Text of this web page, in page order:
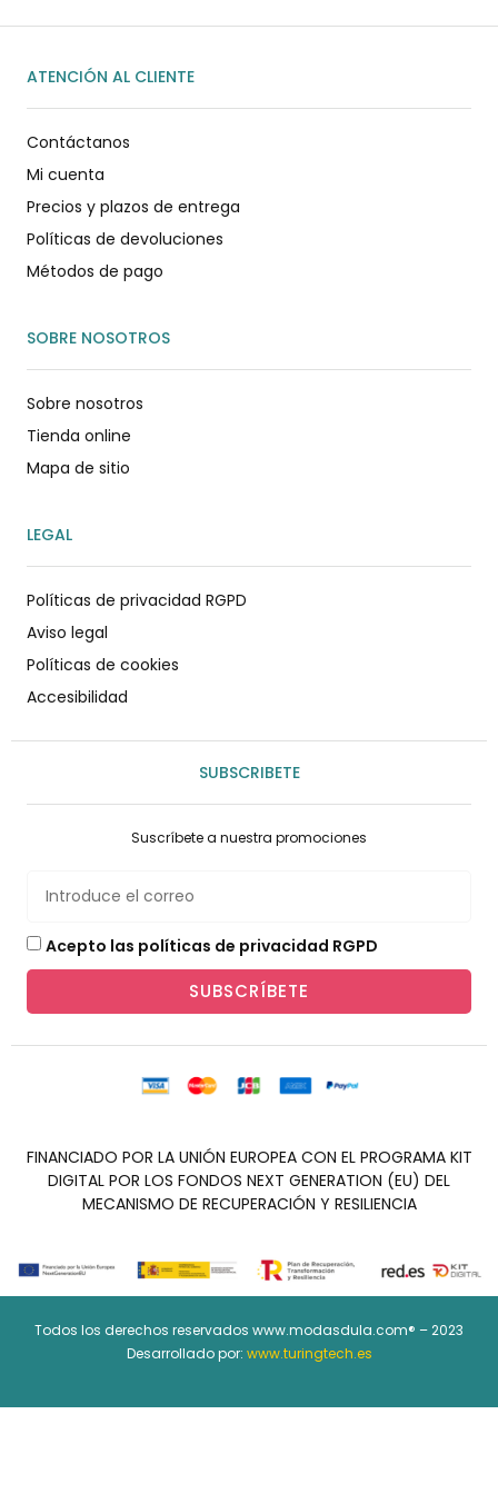
ATENCIÓN AL CLIENTE
Contáctanos
Mi cuenta
Precios y plazos de entrega
Políticas de devoluciones
Métodos de pago
SOBRE NOSOTROS
Sobre nosotros
Tienda online
Mapa de sitio
LEGAL
Políticas de privacidad RGPD
Aviso legal
Políticas de cookies
Accesibilidad
SUBSCRIBETE
Suscríbete a nuestra promociones
Acepto las políticas de privacidad RGPD
SUBSCRÍBETE
FINANCIADO POR LA UNIÓN EUROPEA CON EL PROGRAMA KIT
DIGITAL POR LOS FONDOS NEXT GENERATION (EU) DEL
MECANISMO DE RECUPERACIÓN Y RESILIENCIA
Todos los derechos reservados www.modasdula.com® – 2023
Desarrollado por: www.turingtech.es